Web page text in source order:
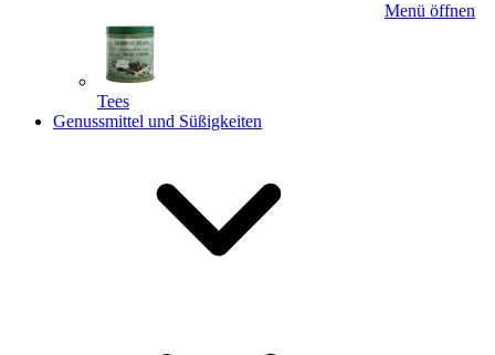
Menü öffnen
Tees
Genussmittel und Süßigkeiten